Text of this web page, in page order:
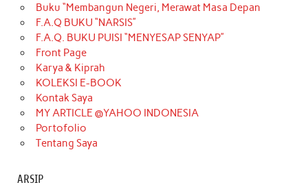
b
o
o
k
a
g
r
a
m
o
k
e
r
e
d
t
e
u
b
Buku “Membangun Negeri, Merawat Masa Depan
F.A.Q BUKU “NARSIS”
F.A.Q. BUKU PUISI “MENYESAP SENYAP”
Front Page
Karya & Kiprah
KOLEKSI E-BOOK
Kontak Saya
MY ARTICLE @YAHOO INDONESIA
Portofolio
Tentang Saya
ARSIP